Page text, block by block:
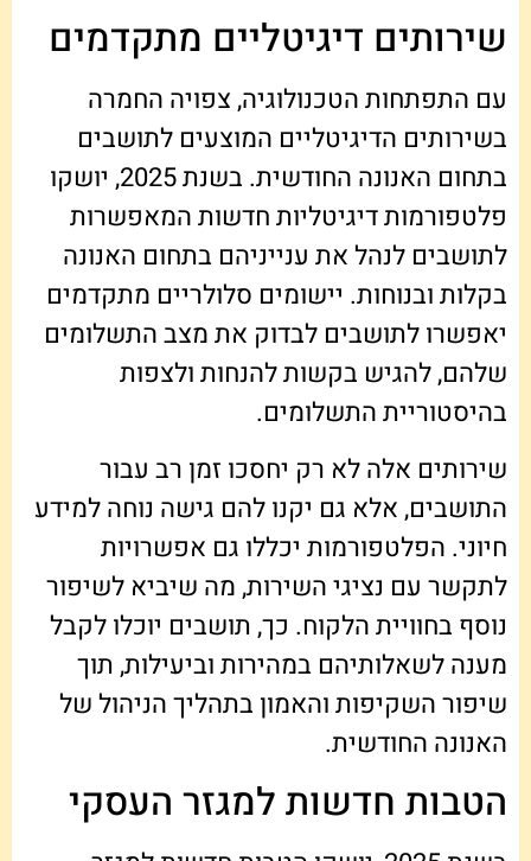
שירותים דיגיטליים מתקדמים
עם התפתחות הטכנולוגיה, צפויה החמרה
בשירותים הדיגיטליים המוצעים לתושבים
בתחום האנונה החודשית. בשנת 2025, יושקו
פלטפורמות דיגיטליות חדשות המאפשרות
לתושבים לנהל את ענייניהם בתחום האנונה
בקלות ובנוחות. יישומים סלולריים מתקדמים
יאפשרו לתושבים לבדוק את מצב התשלומים
שלהם, להגיש בקשות להנחות ולצפות
בהיסטוריית התשלומים.
שירותים אלה לא רק יחסכו זמן רב עבור
התושבים, אלא גם יקנו להם גישה נוחה למידע
חיוני. הפלטפורמות יכללו גם אפשרויות
לתקשר עם נציגי השירות, מה שיביא לשיפור
נוסף בחוויית הלקוח. כך, תושבים יוכלו לקבל
מענה לשאלותיהם במהירות וביעילות, תוך
שיפור השקיפות והאמון בתהליך הניהול של
האנונה החודשית.
הטבות חדשות למגזר העסקי